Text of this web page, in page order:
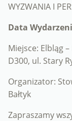
WYZWANIA I
Data
Miejsce: Elbląg
D300, ul. Stary
Organizator:
Bałtyk
Zapraszamy